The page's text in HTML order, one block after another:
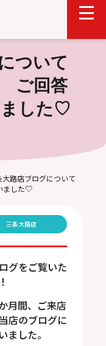
ついて
ご回答
ました♡
大路店ブログについて
ました♡
三条大路店
グをご覧いた
月間、ご来店
店のブログに
ました。